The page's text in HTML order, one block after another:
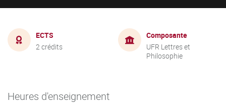
ECTS
2 crédits
Composante
UFR Lettres et
Philosophie
Heures d'enseignement